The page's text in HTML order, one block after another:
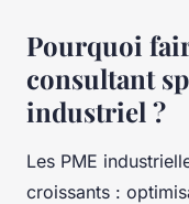
Pourquoi
consultant
industriel ?
Les PME
croissants :